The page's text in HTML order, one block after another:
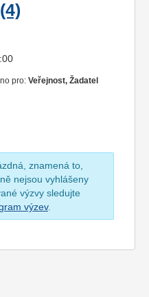
pro: Veřejnost, Žadatel
znamená to,
nejsou vyhlášeny
výzvy sledujte
výzev.